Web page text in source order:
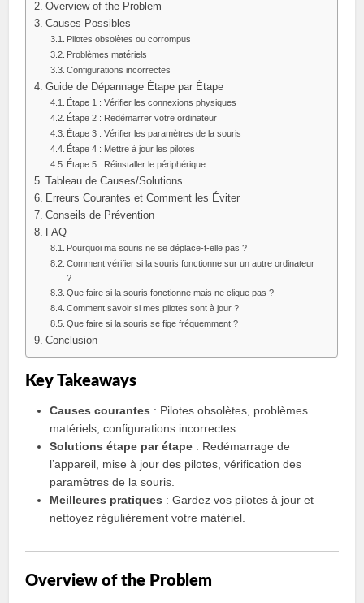
Overview of the Problem
Causes Possibles
Pilotes obsolètes ou corrompus
Problèmes matériels
Configurations incorrectes
Guide de Dépannage Étape par Étape
Étape 1 : Vérifier les connexions physiques
Étape 2 : Redémarrer votre ordinateur
Étape 3 : Vérifier les paramètres de la souris
Étape 4 : Mettre à jour les pilotes
Étape 5 : Réinstaller le périphérique
Tableau de Causes/Solutions
Erreurs Courantes et Comment les Éviter
Conseils de Prévention
FAQ
Pourquoi ma souris ne se déplace-t-elle pas ?
Comment vérifier si la souris fonctionne sur un autre ordinateur
?
Que faire si la souris fonctionne mais ne clique pas ?
Comment savoir si mes pilotes sont à jour ?
Que faire si la souris se fige fréquemment ?
Conclusion
Key Takeaways
Causes courantes : Pilotes obsolètes, problèmes
matériels, configurations incorrectes.
Solutions étape par étape : Redémarrage de
l’appareil, mise à jour des pilotes, vérification des
paramètres de la souris.
Meilleures pratiques : Gardez vos pilotes à jour et
nettoyez régulièrement votre matériel.
Overview of the Problem